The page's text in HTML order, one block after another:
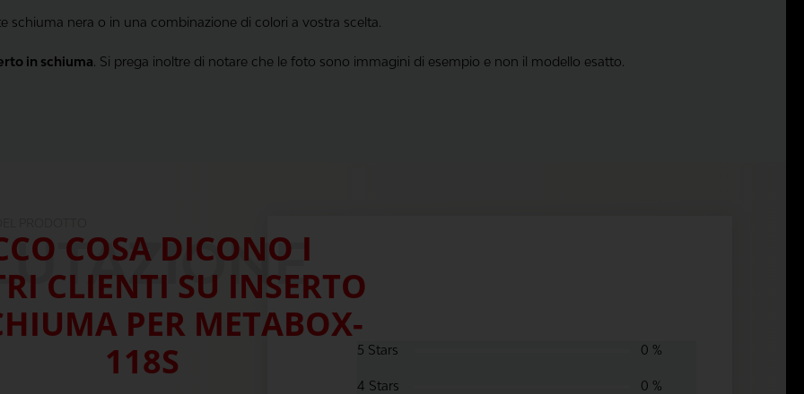
nera o in una combinazione di colori a vostra scelta.
in schiuma . Si prega inoltre di notare che le foto sono immagini di esempio e non il modello esatto.
COSA DICONO I
CLIENTI SU INSERTO
PER METABOX-
118S
5 Stars 0 %
4 Stars 0 %